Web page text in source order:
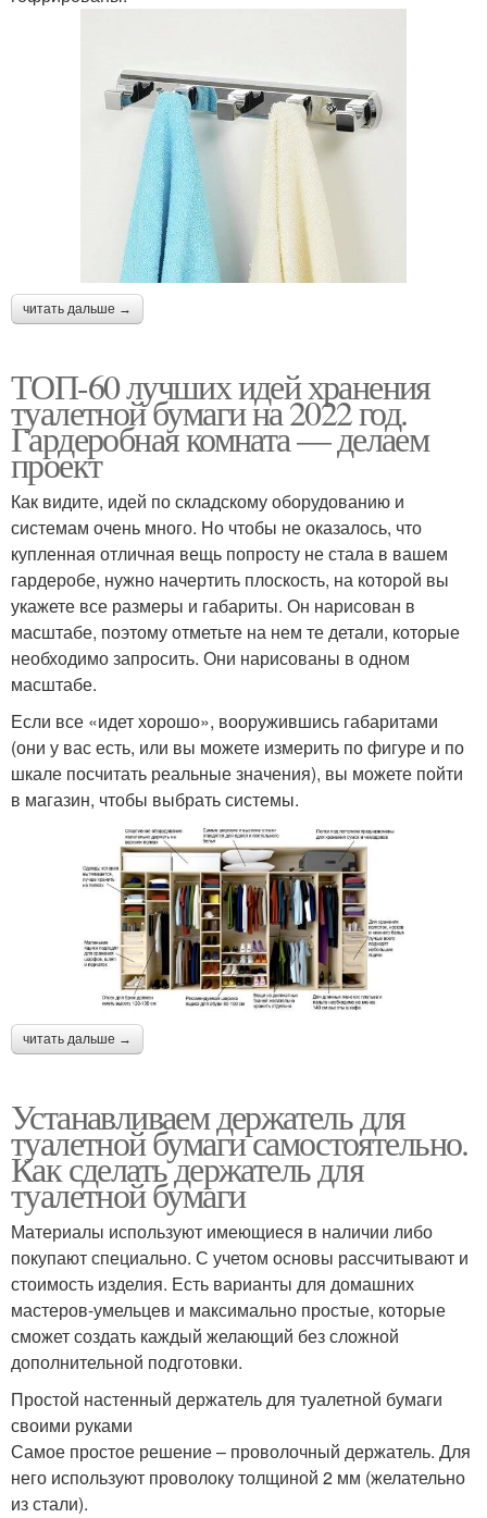
читать дальше →
ТОП-60 лучших идей хранения
туалетной бумаги на 2022 год.
Гардеробная комната — делаем
проект
Как видите, идей по складскому оборудованию и
системам очень много. Но чтобы не оказалось, что
купленная отличная вещь попросту не стала в вашем
гардеробе, нужно начертить плоскость, на которой вы
укажете все размеры и габариты. Он нарисован в
масштабе, поэтому отметьте на нем те детали, которые
необходимо запросить. Они нарисованы в одном
масштабе.
Если все «идет хорошо», вооружившись габаритами
(они у вас есть, или вы можете измерить по фигуре и по
шкале посчитать реальные значения), вы можете пойти
в магазин, чтобы выбрать системы.
читать дальше →
Устанавливаем держатель для
туалетной бумаги самостоятельно.
Как сделать держатель для
туалетной бумаги
Материалы используют имеющиеся в наличии либо
покупают специально. С учетом основы рассчитывают и
стоимость изделия. Есть варианты для домашних
мастеров-умельцев и максимально простые, которые
сможет создать каждый желающий без сложной
дополнительной подготовки.
Простой настенный держатель для туалетной бумаги
своими руками
Самое простое решение – проволочный держатель. Для
него используют проволоку толщиной 2 мм (желательно
из стали).